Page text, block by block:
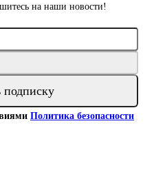
на наши новости!
Политика безопасности